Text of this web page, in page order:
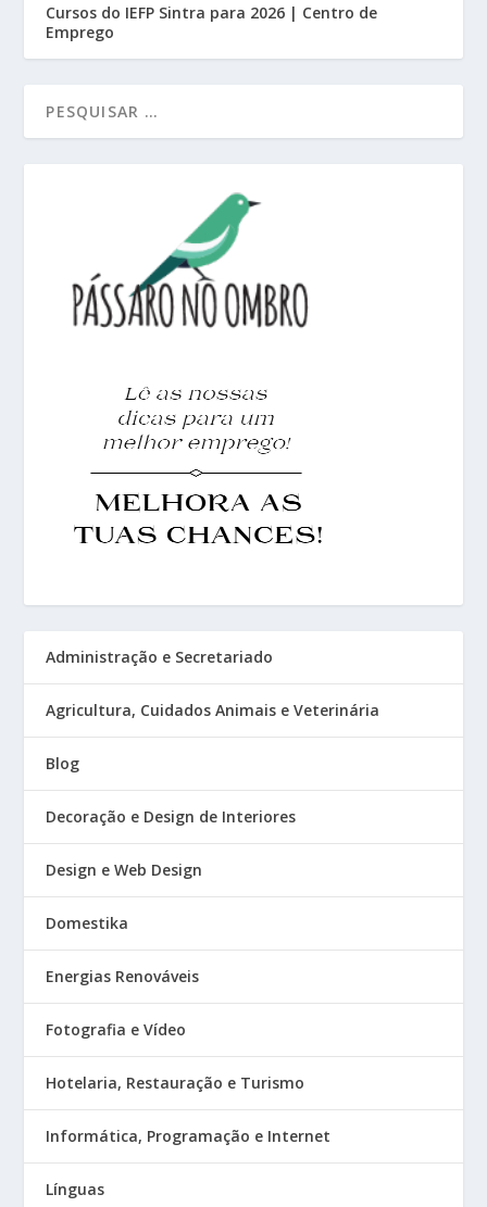
Cursos do IEFP Sintra para 2026 | Centro de
Emprego
Administração e Secretariado
Agricultura, Cuidados Animais e Veterinária
Blog
Decoração e Design de Interiores
Design e Web Design
Domestika
Energias Renováveis
Fotografia e Vídeo
Hotelaria, Restauração e Turismo
Informática, Programação e Internet
Línguas